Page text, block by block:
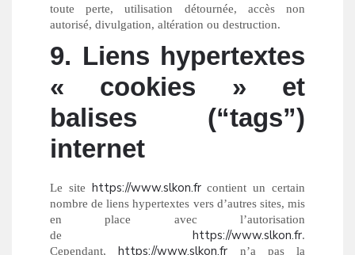
toute perte, utilisation détournée, accès non
autorisé, divulgation, altération ou destruction.
9. Liens hypertextes
« cookies » et
balises (“tags”)
internet
Le site https://www.slkon.frcontient un certain
nombre de liens hypertextes vers d’autres sites, mis
en place avec l’autorisation
de https://www.slkon.fr.
Cependant, https://www.slkon.fr n’a pas la